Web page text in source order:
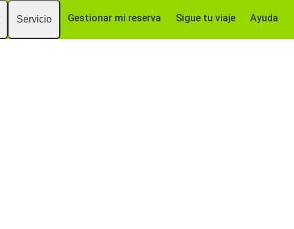
Servicio Gestionar mi reserva Sigue tu viaje Ayuda